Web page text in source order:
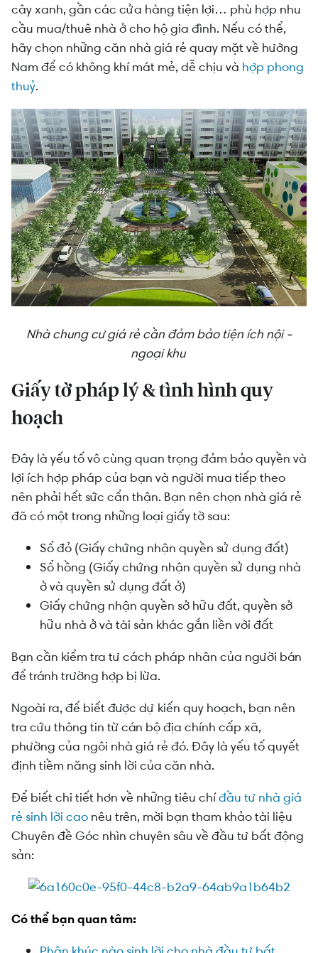
cây xanh, gần các cửa hàng tiện lợi… phù hợp nhu
cầu mua/thuê nhà ở cho hộ gia đình. Nếu có thể,
hãy chọn những căn nhà giá rẻ quay mặt về hướng
Nam để có không khí mát mẻ, dễ chịu và hợp phong
thuỷ.
Nhà chung cư giá rẻ cần đảm bảo tiện ích nội -
ngoại khu
Giấy tờ pháp lý & tình hình quy
hoạch
Đây là yếu tố vô cùng quan trọng đảm bảo quyền và
lợi ích hợp pháp của bạn và người mua tiếp theo
nên phải hết sức cẩn thận. Bạn nên chọn nhà giá rẻ
đã có một trong những loại giấy tờ sau:
Sổ đỏ (Giấy chứng nhận quyền sử dụng đất)
Sổ hồng (Giấy chứng nhận quyền sử dụng nhà
ở và quyền sử dụng đất ở)
Giấy chứng nhận quyền sở hữu đất, quyền sở
hữu nhà ở và tài sản khác gắn liền với đất
Bạn cần kiểm tra tư cách pháp nhân của người bán
để tránh trường hợp bị lừa.
Ngoài ra, để biết được dự kiến quy hoạch, bạn nên
tra cứu thông tin từ cán bộ địa chính cấp xã,
phường của ngôi nhà giá rẻ đó. Đây là yếu tố quyết
định tiềm năng sinh lời của căn nhà.
Để biết chi tiết hơn về những tiêu chíđầu tư nhà giá
rẻ sinh lời cao nêu trên, mời bạn tham khảo tài liệu
Chuyên đề Góc nhìn chuyên sâu về đầu tư bất động
sản:
Có thể bạn quan tâm: